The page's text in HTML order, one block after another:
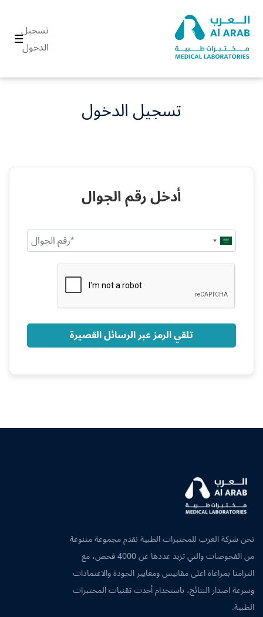
تسجيل
الدخول
تسجيل الدخول
أدخل رقم الجوال
Saudi
Arabia
تلقي الرمز عبر الرسائل القصيرة
نحن شركة العرب للمختبرات الطبية نقدم مجموعة متنوعة
من الفحوصات والتي تزيد عددها عن 4000 فحص، مع
التزامنا بمراعاة اعلى مقاييس ومعايير الجودة والاعتمادات
وسرعة اصدار النتائج، باستخدام أحدث تقنيات المختبرات
الطبية.